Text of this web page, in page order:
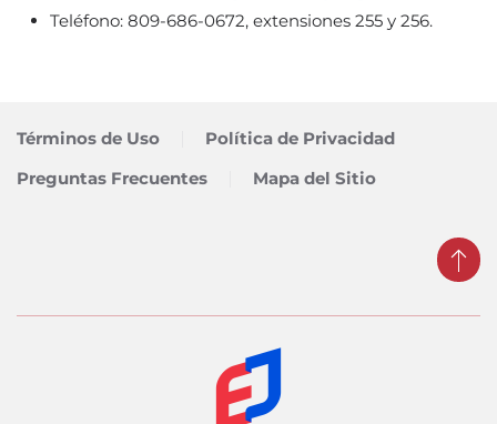
Teléfono: 809-686-0672, extensiones 255 y 256.
Términos de Uso
Política de Privacidad
Preguntas Frecuentes
Mapa del Sitio